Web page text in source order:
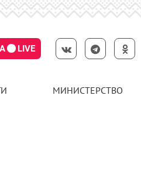
LIVE
МИНИСТЕРСТВО